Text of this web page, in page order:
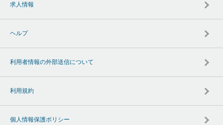
求人情報
ヘルプ
利用者情報の外部送信について
利用規約
個人情報保護ポリシー